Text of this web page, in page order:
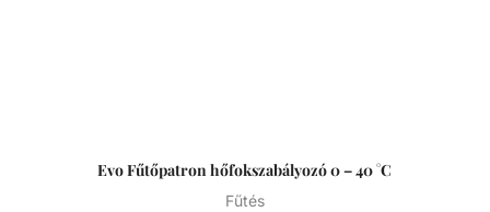
Evo Fűtőpatron hőfokszabályozó 0 – 40 °C
Fűtés